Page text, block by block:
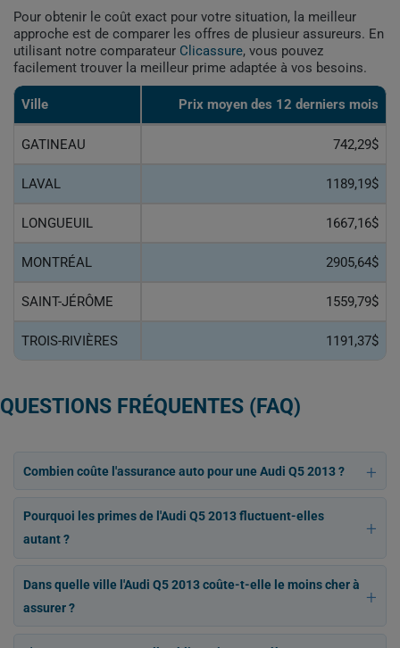
Pour obtenir le coût exact pour votre situation, la meilleur
approche est de comparer les offres de plusieur assureurs. En
utilisant notre comparateur Clicassure, vous pouvez
facilement trouver la meilleur prime adaptée à vos besoins.
Ville Prix ​​moyen des 12 derniers mois
GATINEAU 742,29$
LAVAL 1189,19$
LONGUEUIL 1667,16$
MONTRÉAL 2905,64$
SAINT-JÉRÔME 1559,79$
TROIS-RIVIÈRES 1191,37$
QUESTIONS FRÉQUENTES (FAQ)
Combien coûte l'assurance auto pour une Audi Q5 2013 ?
Pourquoi les primes de l'Audi Q5 2013 fluctuent-elles
autant ?
Dans quelle ville l'Audi Q5 2013 coûte-t-elle le moins cher à
assurer ?